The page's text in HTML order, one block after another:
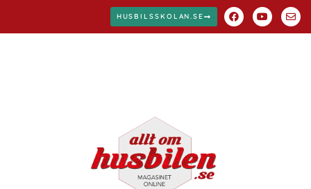
HUSBILSSKOLAN.SE